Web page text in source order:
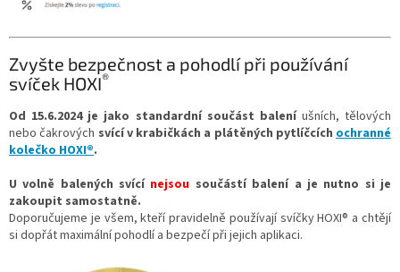
Zvyšte bezpečnost a pohodlí při používání
svíček HOXI®
Od 15.6.2024 je jako standardní součást balení ušních, tělových
nebo čakrových svící v krabičkách a plátěných pytlíčcích ochranné
kolečko HOXI®.
U volně balených svící nejsou součástí balení a je nutno si je
zakoupit samostatně.
Doporučujeme je všem, kteří pravidelně používají svíčky HOXI® a chtějí
si dopřát maximální pohodlí a bezpečí při jejich aplikaci.